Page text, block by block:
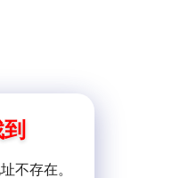
不存在。